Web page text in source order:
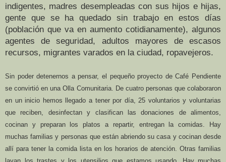
indigentes, madres desempleadas con sus hijos e hijas,
gente que se ha quedado sin trabajo en estos días
(población que va en aumento cotidianamente), algunos
agentes de seguridad, adultos mayores de escasos
recursos, migrantes varados en la ciudad, ropavejeros.
Sin poder detenernos a pensar, el pequeño proyecto de Café Pendiente
se convirtió en una Olla Comunitaria. De cuatro personas que colaboraron
en un inicio hemos llegado a tener por día, 25 voluntarios y voluntarias
que reciben, desinfectan y clasifican las donaciones de alimentos,
cocinan y preparan los platos a repartir, entregan la comidas. Hay
muchas familias y personas que están abriendo su casa y cocinan desde
allí para tener la comida lista en los horarios de atención. Otras familias